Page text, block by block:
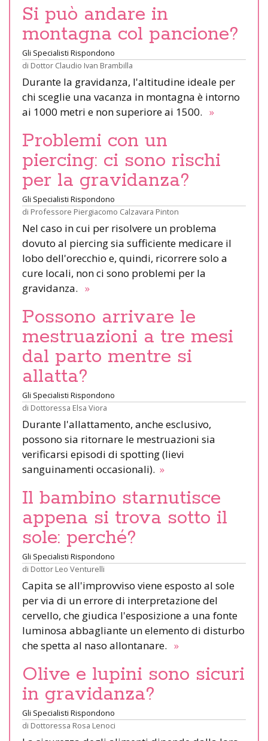
Si può andare in
montagna col pancione?
Gli Specialisti Rispondono
di Dottor Claudio Ivan Brambilla
Durante la gravidanza, l'altitudine ideale per
chi sceglie una vacanza in montagna è intorno
ai 1000 metri e non superiore ai 1500. »
Problemi con un
piercing: ci sono rischi
per la gravidanza?
Gli Specialisti Rispondono
di Professore Piergiacomo Calzavara Pinton
Nel caso in cui per risolvere un problema
dovuto al piercing sia sufficiente medicare il
lobo dell'orecchio e, quindi, ricorrere solo a
cure locali, non ci sono problemi per la
gravidanza. »
Possono arrivare le
mestruazioni a tre mesi
dal parto mentre si
allatta?
Gli Specialisti Rispondono
di Dottoressa Elsa Viora
Durante l'allattamento, anche esclusivo,
possono sia ritornare le mestruazioni sia
verificarsi episodi di spotting (lievi
sanguinamenti occasionali). »
Il bambino starnutisce
appena si trova sotto il
sole: perché?
Gli Specialisti Rispondono
di Dottor Leo Venturelli
Capita se all'improvviso viene esposto al sole
per via di un errore di interpretazione del
cervello, che giudica l'esposizione a una fonte
luminosa abbagliante un elemento di disturbo
che spetta al naso allontanare. »
Olive e lupini sono sicuri
in gravidanza?
Gli Specialisti Rispondono
di Dottoressa Rosa Lenoci